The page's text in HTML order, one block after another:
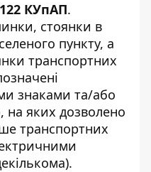
КУпАП.
стоянки в
пункту, а
транспортних
знаками та/або
яких дозволено
транспортних